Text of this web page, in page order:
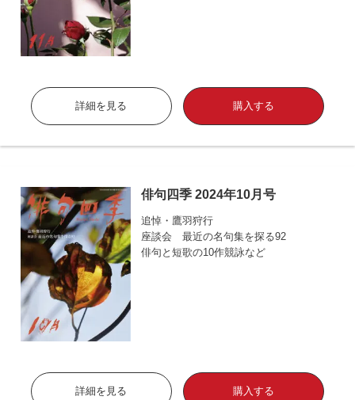
詳細を見る 購入する
俳句四季 2024年10月号
追悼・鷹羽狩行
座談会 最近の名句集を探る92
俳句と短歌の10作競詠など
詳細を見る 購入する